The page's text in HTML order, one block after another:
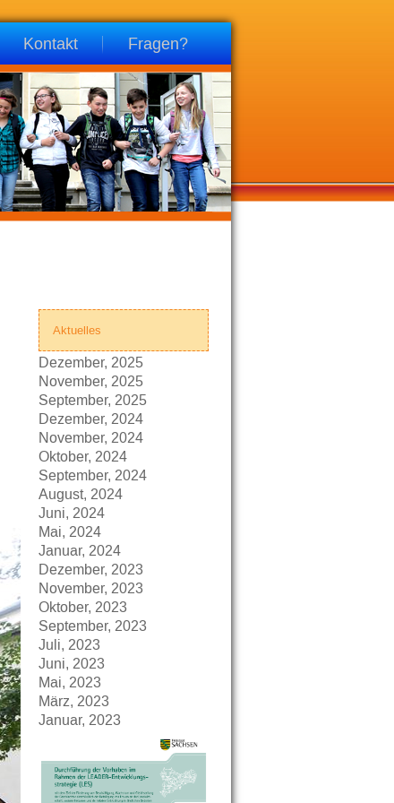
Kontakt Fragen?
Aktuelles
Dezember, 2025
November, 2025
September, 2025
Dezember, 2024
November, 2024
Oktober, 2024
September, 2024
August, 2024
Juni, 2024
Mai, 2024
Januar, 2024
Dezember, 2023
November, 2023
Oktober, 2023
September, 2023
Juli, 2023
Juni, 2023
Mai, 2023
März, 2023
Januar, 2023